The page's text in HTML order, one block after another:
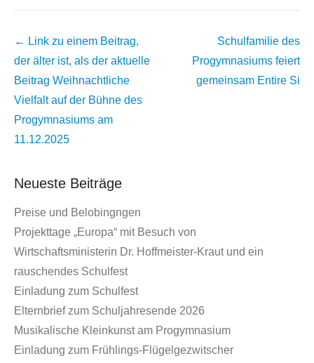
Beitrags
Übersicht
← Link zu einem Beitrag,
der älter ist, als der aktuelle
Beitrag Weihnachtliche
Vielfalt auf der Bühne des
Progymnasiums am
11.12.2025
Schulfamilie des
Progymnasiums feiert
gemeinsam Entire Si
Neueste Beiträge
Preise und Belobingngen
Projekttage „Europa“ mit Besuch von
Wirtschaftsministerin Dr. Hoffmeister-Kraut und ein
rauschendes Schulfest
Einladung zum Schulfest
Elternbrief zum Schuljahresende 2026
Musikalische Kleinkunst am Progymnasium
Einladung zum Frühlings-Flügelgezwitscher